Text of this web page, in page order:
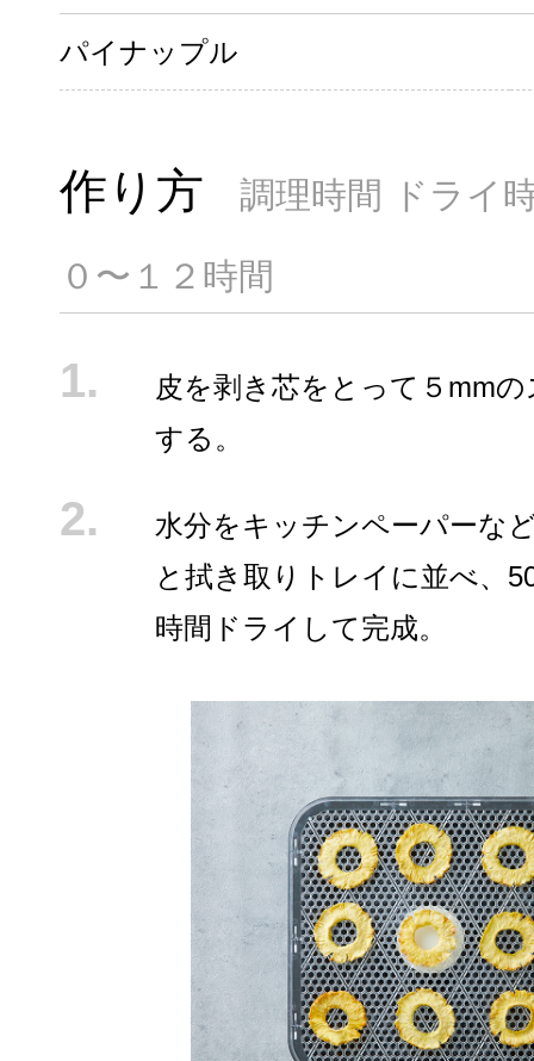
パイナップル
作り方 調理時間 ドライ
０〜１２時間
皮を剥き芯をとって５mm
する。
水分をキッチンペーパーな
と拭き取りトレイに並べ、
時間ドライして完成。